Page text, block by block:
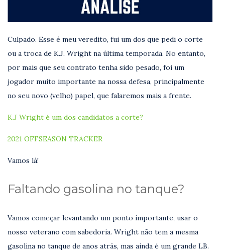
Culpado. Esse é meu veredito, fui um dos que pedi o corte
ou a troca de K.J. Wright na última temporada. No entanto,
por mais que seu contrato tenha sido pesado, foi um
jogador muito importante na nossa defesa, principalmente
no seu novo (velho) papel, que falaremos mais a frente.
K.J Wright é um dos candidatos a corte?
2021 OFFSEASON TRACKER
Vamos lá!
Faltando gasolina no tanque?
Vamos começar levantando um ponto importante, usar o
nosso veterano com sabedoria. Wright não tem a mesma
gasolina no tanque de anos atrás, mas ainda é um grande LB.